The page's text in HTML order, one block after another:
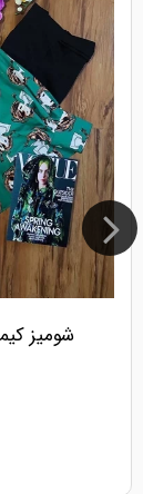
شومیز